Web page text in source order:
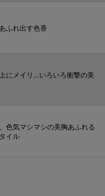
ふれ出す色香
にメイリ…いろいろ衝撃の美
色気マシマシの美胸あふれる
イル